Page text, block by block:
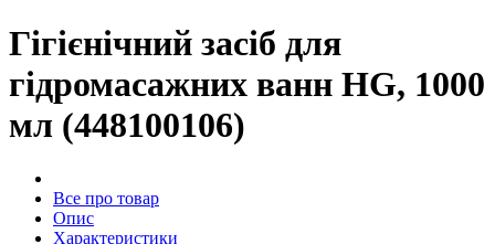
Гігієнічний засіб для
гідромасажних ванн HG, 1000
мл (448100106)
Все про товар
Опис
Характеристики